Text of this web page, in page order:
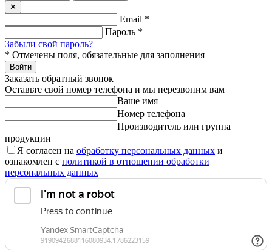
✕
Email *
Пароль *
Забыли свой пароль?
* Отмечены поля, обязательные для заполнения
Войти
Заказать обратный звонок
Оставьте свой номер телефона и мы перезвоним вам
Ваше имя
Номер телефона
Производитель или группа
продукции
Я согласен на обработку персональных данных и
ознакомлен с политикой в отношении обработки
персональных данных